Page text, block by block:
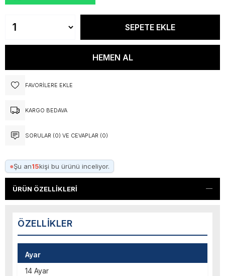
FAVORILERE EKLE
KARGO BEDAVA
SORULAR (0) VE CEVAPLAR (0)
●Şu an15kişi bu ürünü inceliyor.
ÜRÜN ÖZELLIKLERI
ÖZELLIKLER
Ayar
14 Ayar